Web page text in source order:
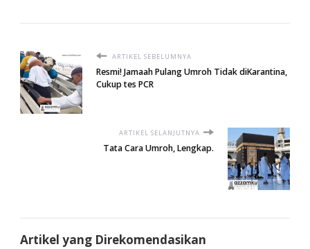
ARTIKEL SEBELUMNYA
Resmi! Jamaah Pulang Umroh Tidak diKarantina,
Cukup tes PCR
ARTIKEL SELANJUTNYA
Tata Cara Umroh, Lengkap.
Artikel yang Direkomendasikan